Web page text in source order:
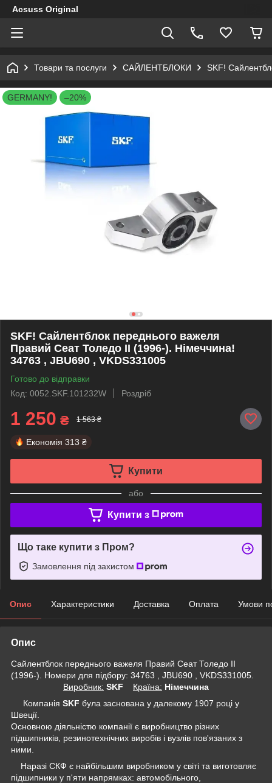
Acsuss Original
Товари та послуги САЙЛЕНТБЛОКИ SKF!
GERMANY! –20%
SKF! Сайлентблок переднього важеля
Правий Сеат Толедо II (1996-). Німеччина!
34763 , JBU690 , VKDS331005
Готово до відправки
Код: 0052.SKF.101232W
Роздріб
1 250 ₴ 1 563 ₴
Економія 313 ₴
Купити
або
Купити з
Що таке купити з Пром?
Замовлення під захистом
Опис Характеристики Доставка Оплата Умови
Опис
Сайлентблок переднього важеля Правий Сеат Толедо II
(1996-). Номери для підбору: 34763 , JBU690 , VKDS331005.
Виробник: SKF Крaїна: Німеччина
Компанія SKF була заснована у далекому 1907 році у
Швеції.
Основною діяльністю компанії є виробництво різних
підшипників, резинотехнічних виробів і вузлів пов'язаних з
ними.
Наразі СКФ є найбільшим виробником у світі та виготовляє
підшипники у п'яти напрямках: автомобільного,